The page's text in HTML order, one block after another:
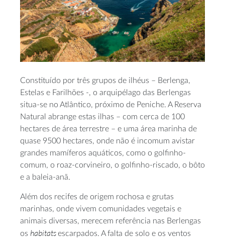
Constituído por três grupos de ilhéus – Berlenga,
Estelas e Farilhões -, o arquipélago das Berlengas
situa-se no Atlântico, próximo de Peniche. A Reserva
Natural abrange estas ilhas – com cerca de 100
hectares de área terrestre – e uma área marinha de
quase 9500 hectares, onde não é incomum avistar
grandes mamíferos aquáticos, como o golfinho-
comum, o roaz-corvineiro, o golfinho-riscado, o bôto
e a baleia-anã.
Além dos recifes de origem rochosa e grutas
marinhas, onde vivem comunidades vegetais e
animais diversas, merecem referência nas Berlengas
os habitatsescarpados. A falta de solo e os ventos